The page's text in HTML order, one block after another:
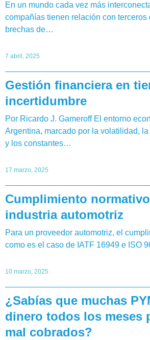
En un mundo cada vez más
compañías tienen relación con terceros
brechas de…
7 abril, 2025
Gestión financiera en
incertidumbre
Por Ricardo J. Gameroff El entorno
Argentina, marcado por la volatilidad,
y los constantes…
17 marzo, 2025
Cumplimiento
industria automotriz
Para un proveedor automotriz, el
como es el caso de IATF 16949 e ISO
10 marzo, 2025
¿Sabías que muchas
dinero todos los meses
mal cobrados?